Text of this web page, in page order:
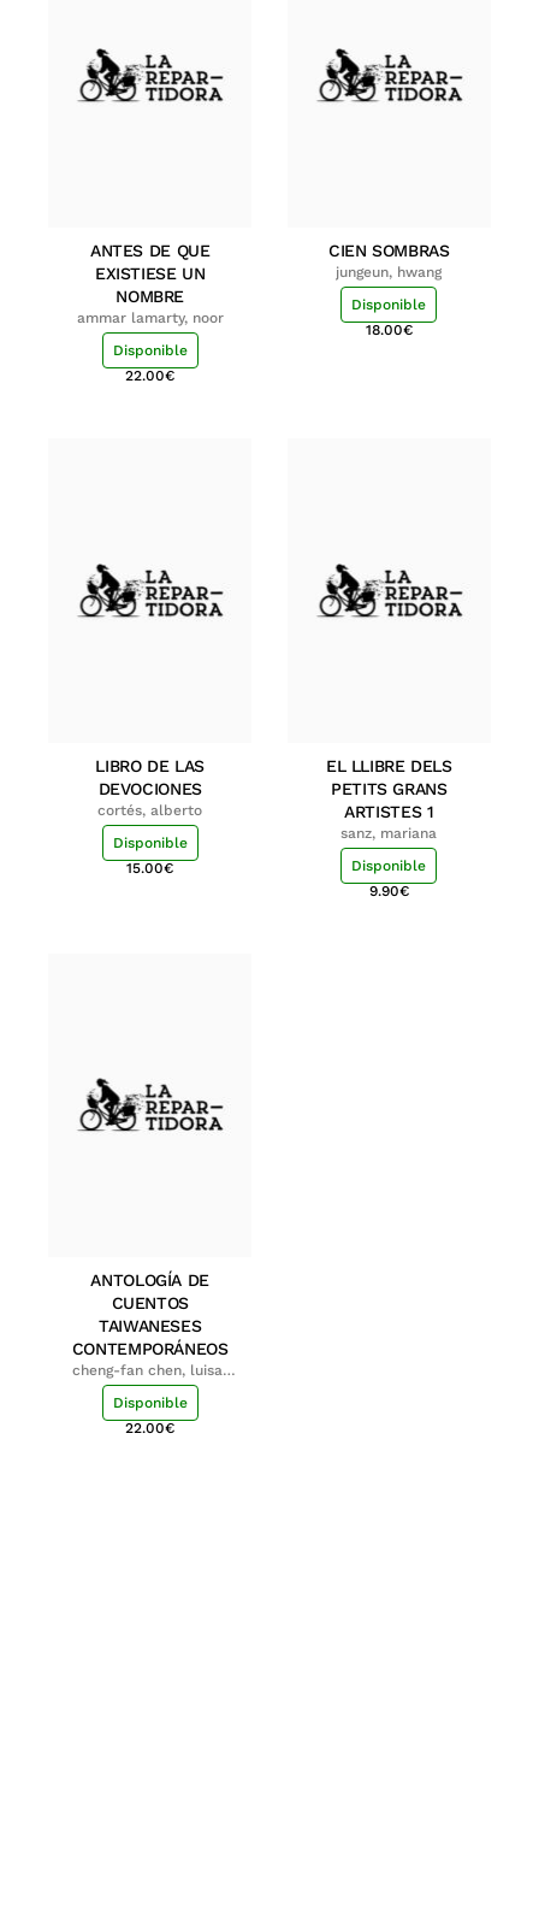
ANTES DE QUE
EXISTIESE UN
NOMBRE
ammar lamarty, noor
Disponible
22.00€
CIEN SOMBRAS
jungeun, hwang
Disponible
18.00€
LIBRO DE LAS
DEVOCIONES
cortés, alberto
Disponible
15.00€
EL LLIBRE DELS
PETITS GRANS
ARTISTES 1
sanz, mariana
Disponible
9.90€
ANTOLOGÍA DE
CUENTOS
TAIWANESES
CONTEMPORÁNEOS
cheng-fan chen, luisa;
shu-ying chang, luisa
Disponible
22.00€